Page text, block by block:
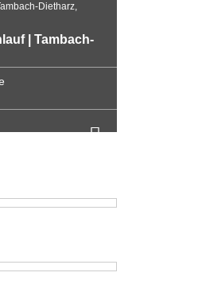
Dietharz,
| Tambach-